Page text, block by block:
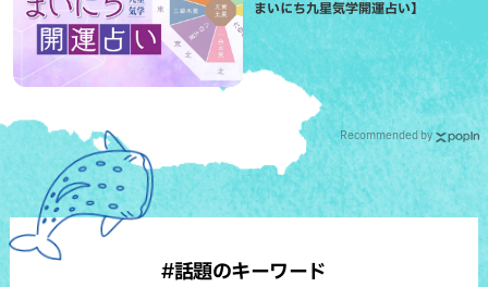
まいにち九星気学開運占い】
Recommended by
#話題のキーワード